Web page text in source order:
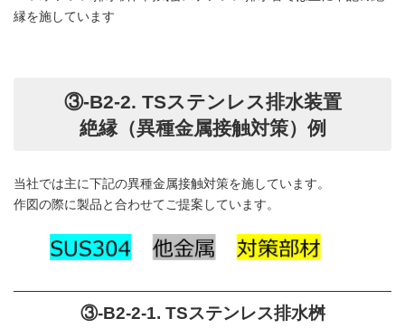
縁を施しています
③-B2-2. TSステンレス排水装置
絶縁（異種金属接触対策）例
当社では主に下記の異種金属接触対策を施しています。
作図の際に製品と合わせてご提案しています。
③-B2-2-1. TSステンレス排水桝